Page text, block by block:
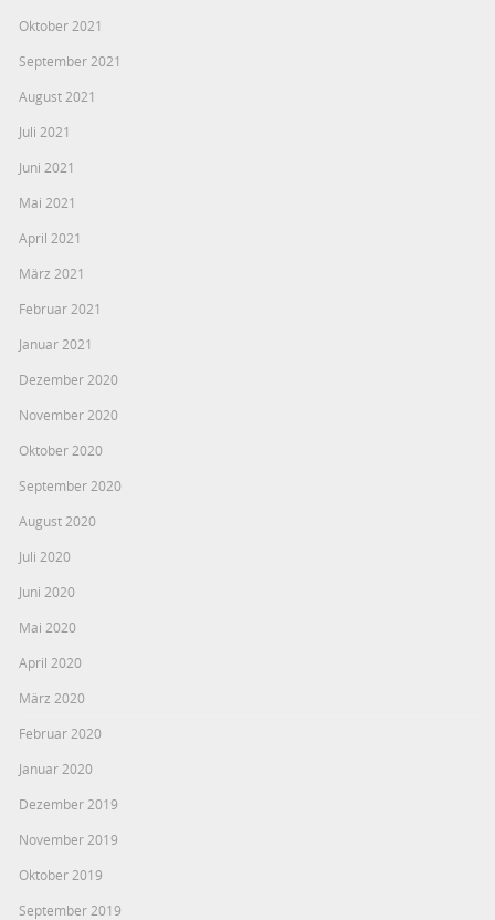
Oktober 2021
September 2021
August 2021
Juli 2021
Juni 2021
Mai 2021
April 2021
März 2021
Februar 2021
Januar 2021
Dezember 2020
November 2020
Oktober 2020
September 2020
August 2020
Juli 2020
Juni 2020
Mai 2020
April 2020
März 2020
Februar 2020
Januar 2020
Dezember 2019
November 2019
Oktober 2019
September 2019